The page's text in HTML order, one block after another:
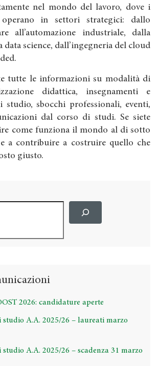
nel mondo del lavoro, dove i
in settori strategici: dallo
all’automazione industriale, dalla
data science, dall’ingegneria del cloud
tutte le informazioni su modalità di
didattica, insegnamenti e
studio, sbocchi professionali, eventi,
dal corso di studi. Se siete
come funziona il mondo al di sotto
a contribuire a costruire quello che
giusto.
2026: candidature aperte
studio A.A. 2025/26 – laureati marzo
A.A. 2025/26 – scadenza 31 marzo